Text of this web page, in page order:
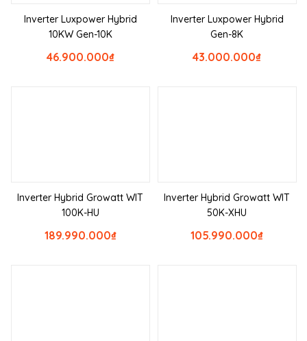
Inverter Luxpower Hybrid
10KW Gen-10K
₫
46.900.000
Inverter Luxpower Hybrid
Gen-8K
₫
43.000.000
Inverter Hybrid Growatt WIT
100K-HU
₫
189.990.000
Inverter Hybrid Growatt WIT
50K-XHU
₫
105.990.000